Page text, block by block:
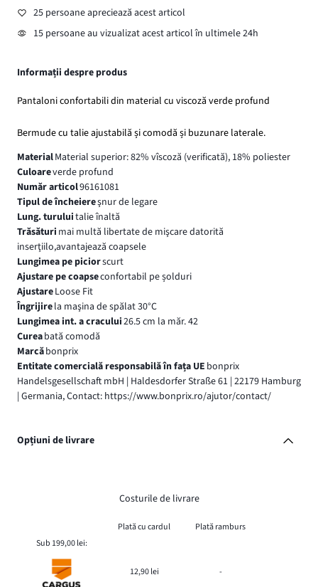
25 persoane apreciează acest articol
15 persoane au vizualizat acest articol în ultimele 24h
Informații despre produs
Pantaloni confortabili din material cu viscoză verde profund
Bermude cu talie ajustabilă și comodă și buzunare laterale.
MaterialMaterial superior: 82% vîscoză (verificată), 18% poliester
Culoareverde profund
Număr articol96161081
Tipul de încheiereşnur de legare
Lung. turuluitalie înaltă
Trăsături mai multă libertate de mişcare datorită
inserţiilo,avantajează coapsele
Lungimea pe piciorscurt
Ajustare pe coapseconfortabil pe șolduri
AjustareLoose Fit
Îngrijirela maşina de spălat 30°C
Lungimea int. a cracului26.5 cm la măr. 42
Cureabată comodă
Marcăbonprix
Entitate comercială responsabilă în fața UE bonprix
Handelsgesellschaft mbH | Haldesdorfer Straße 61 | 22179 Hamburg
| Germania, Contact: https://www.bonprix.ro/ajutor/contact/
Opțiuni de livrare
Costurile de livrare
Plată cu cardul
Plată ramburs
Sub 199,00 lei:
12,90 lei -